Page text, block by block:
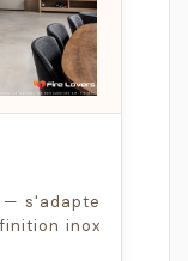
s'adapte
inox